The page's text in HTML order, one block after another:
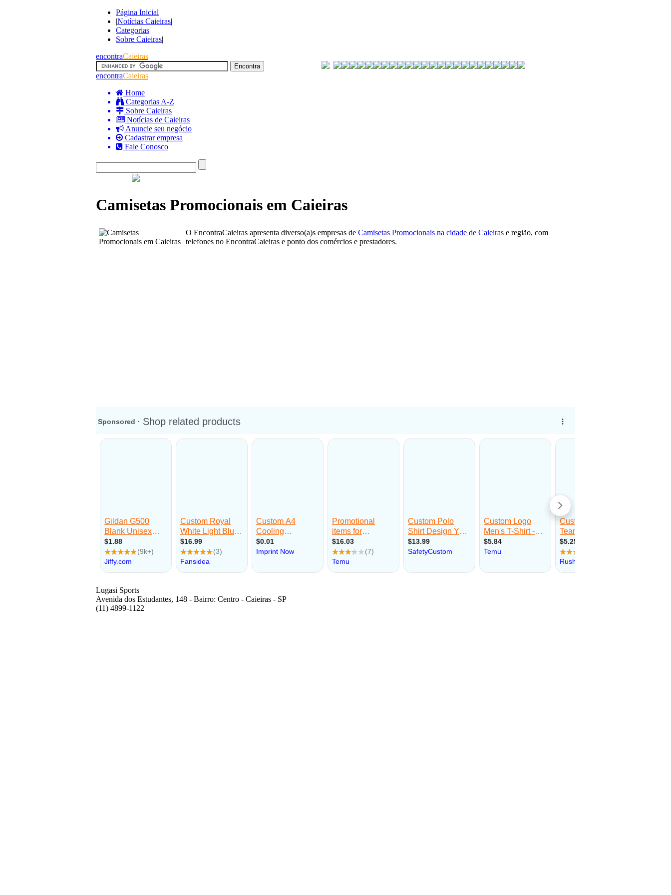
Página Inicial
|Notícias Caieiras|
Categorias|
Sobre Caieiras|
encontraCaieiras
encontraCaieiras
Home
Categorias A-Z
Sobre Caieiras
Notícias de Caieiras
Anuncie seu negócio
Cadastrar empresa
Fale Conosco
Camisetas Promocionais em Caieiras
O EncontraCaieiras apresenta diverso(a)s empresas de Camisetas Promocionais na cidade de Caieiras e região, com
telefones no EncontraCaieiras e ponto dos comércios e prestadores.
Lugasi Sports
Avenida dos Estudantes, 148 - Bairro: Centro - Caieiras - SP
(11) 4899-1122